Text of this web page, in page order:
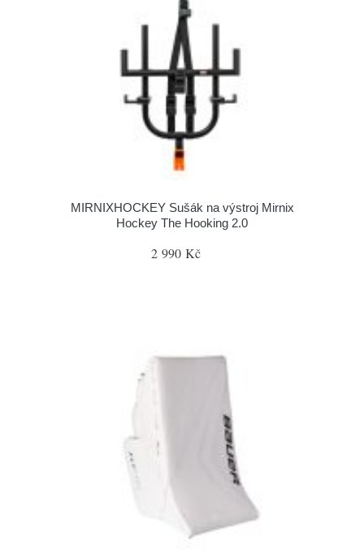
MIRNIXHOCKEY Sušák na výstroj Mirnix
Hockey The Hooking 2.0
2 990 Kč